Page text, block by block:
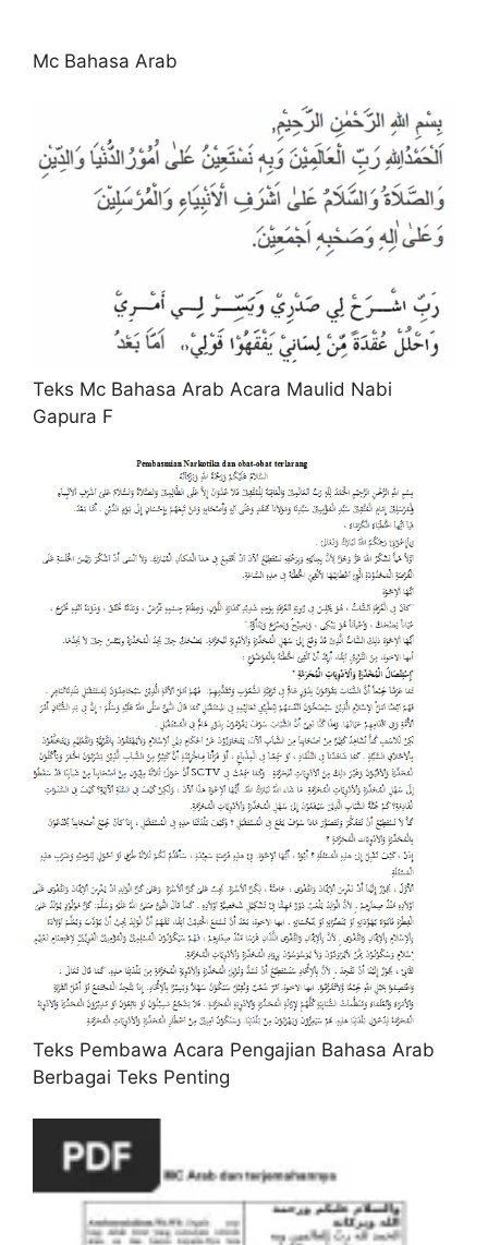
Mc Bahasa Arab
Teks Mc Bahasa Arab Acara Maulid Nabi
Gapura F
Teks Pembawa Acara Pengajian Bahasa Arab
Berbagai Teks Penting